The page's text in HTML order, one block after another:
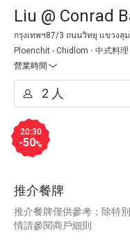
Liu @ Conrad
กรุงเทพฯ87/3 ถนนวิทยุ แขวงลุ
Ploenchit - Chidlom
中式料理
營業時間
20:30
-50%
推介餐牌
推介餐牌僅供參考；除特
情請參閱商戶細則